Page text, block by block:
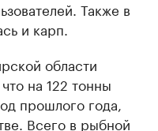
Также в
и карп.
области
на 122 тонны
прошлого года,
Всего в рыбной